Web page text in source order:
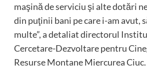
maşină de serviciu şi alte dotări
din puţinii bani pe care i-am avut,
multe”, a detaliat directorul
Cercetare-Dezvoltare pentru
Resurse Montane Miercurea Ciuc.